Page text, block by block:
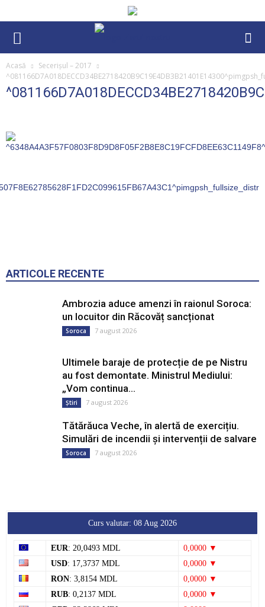
Acasă
Secerişul – 2017
ARTICOLE RECENTE
Ambrozia aduce amenzi în raionul Soroca:
un locuitor din Răcovăț sancționat
Soroca 7 august 2026
Ultimele baraje de protecție de pe Nistru
au fost demontate. Ministrul Mediului:
„Vom continua...
Știri 7 august 2026
Tătărăuca Veche, în alertă de exercițiu.
Simulări de incendii și intervenții de salvare
Soroca 7 august 2026
Curs valutar: 08 Aug 2026
EUR: 20,0493 MDL
0,0000 ▼
USD: 17,3737 MDL
0,0000 ▼
RON: 3,8154 MDL
0,0000 ▼
RUB: 0,2137 MDL
0,0000 ▼